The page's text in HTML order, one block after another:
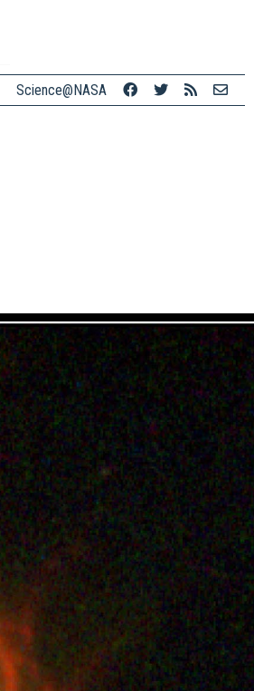
Science@NASA